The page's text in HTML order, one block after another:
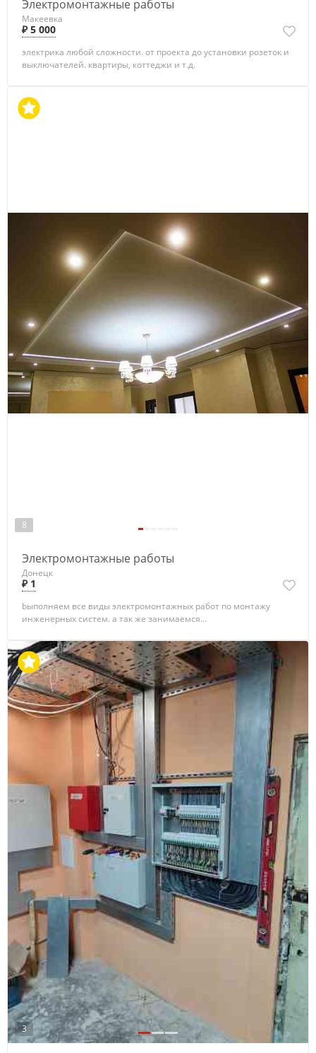
Электромонтажные работы
Макеевка
₽ 5 000
электрика любой сложности. от проекта до установки розеток и
выключателей. квартиры, коттеджи и т.д.
8
Электромонтажные работы
Донецк
₽ 1
bыполняем все виды электромонтажных работ по монтажу
инженeрныx сиcтем. а тaк же занимаемся...
3